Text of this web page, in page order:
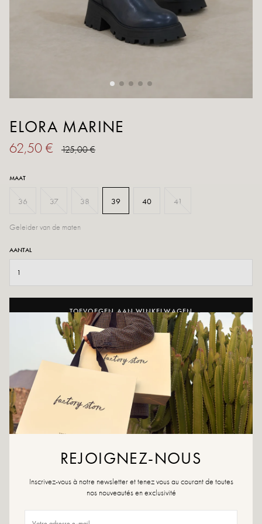
ELORA MARINE
62,50 € 125,00 €
MAAT
36 37 38 39 40 41
Geleider van de maten
AANTAL
TOEVOEGEN AAN WINKELWAGEN
AAN WENSLIJST TOEVOEGEN
Kies voor een vleugje originaliteit door onze Elora te adopteren, met
hun nachtblauwe touch zullen ze niet onopgemerkt blijven!
Blauwe kleur
Buitenmateriaal: leer en textiel
Binnenzool: 100% leer
Voering: leer en textiel
Totale hoogte van de laars: 18 cm
Teen van de schoen: rond
REJOIGNEZ-NOUS
Inscrivez-vous à notre newsletter et tenez vous au courant de toutes
nos nouveautés en exclusivité